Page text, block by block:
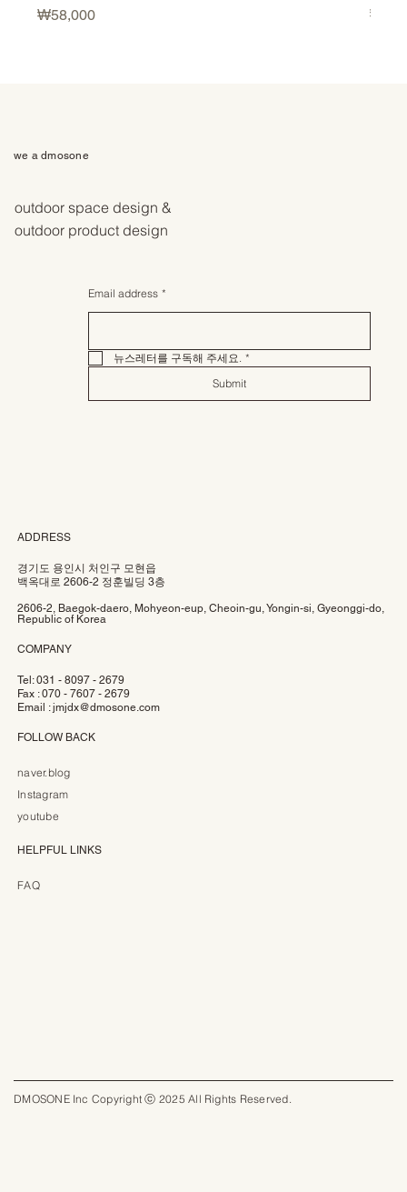
Price
₩58,000
Price
we a dmosone
outdoor space design &
outdoor product design
Email address *
뉴스레터를 구독해 주세요.
*
Submit
ADDRESS
경기도 용인시 처인구 모현읍
백옥대로 2606-2 정훈빌딩 3층
2606-2, Baegok-daero, Mohyeon-eup, Cheoin-gu, Yongin-si, Gyeonggi-do,
Republic of Korea
COMPANY
Tel: 031 - 8097 - 2679
Fax : 070 - 7607 - 2679
Email :jmjdx@dmosone.com
FOLLOW BACK
naver.blog
Instagram
youtube
HELPFUL LINKS
FAQ
DMOSONE Inc Copyright ⓒ 2025 All Rights Reserved.​